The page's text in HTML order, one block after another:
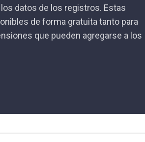
datos de los registros. Estas
de forma gratuita tanto para
que pueden agregarse a los